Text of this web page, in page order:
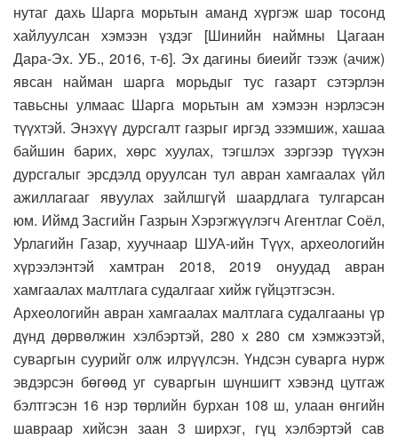
нутаг дахь Шарга морьтын аманд хүргэж шар тосонд
хайлуулсан хэмээн үздэг [Шинийн наймны Цагаан
Дара-Эх. УБ., 2016, т-6]. Эх дагины биеийг тээж (ачиж)
явсан найман шарга морьдыг тус газарт сэтэрлэн
тавьсны улмаас Шарга морьтын ам хэмээн нэрлэсэн
түүхтэй. Энэхүү дурсгалт газрыг иргэд эзэмшиж, хашаа
байшин барих, хөрс хуулах, тэгшлэх зэргээр түүхэн
дурсгалыг эрсдэлд оруулсан тул авран хамгаалах үйл
ажиллагааг явуулах зайлшгүй шаардлага тулгарсан
юм. Иймд Засгийн Газрын Хэрэгжүүлэгч Агентлаг Соёл,
Урлагийн Газар, хуучнаар ШУА-ийн Түүх, археологийн
хүрээлэнтэй хамтран 2018, 2019 онуудад авран
хамгаалах малтлага судалгааг хийж гүйцэтгэсэн.
Археологийн авран хамгаалах малтлага судалгааны үр
дүнд дөрвөлжин хэлбэртэй, 280 х 280 см хэмжээтэй,
суваргын суурийг олж илрүүлсэн. Үндсэн суварга нурж
эвдэрсэн бөгөөд уг суваргын шүншигт хэвэнд цутгаж
бэлтгэсэн 16 нэр төрлийн бурхан 108 ш, улаан өнгийн
шавраар хийсэн заан 3 ширхэг, гүц хэлбэртэй сав